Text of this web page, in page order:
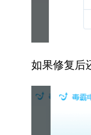
如果修复后